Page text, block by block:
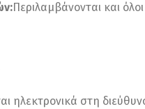
Περιλαμβάνονται και
ηλεκτρονικά στη